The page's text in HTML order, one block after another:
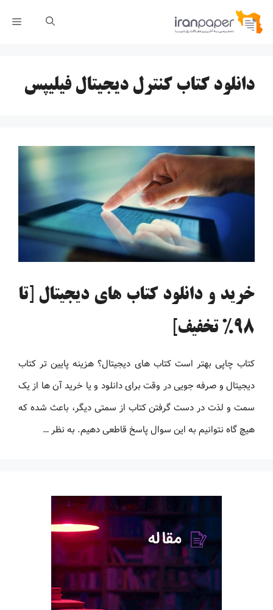
پرش
دانلود کتاب کنترل دیجیتال فیلیپس
خرید و دانلود کتاب های دیجیتال [تا
98% تخفیف]
کتاب چاپی بهتر است کتاب های دیجیتال؟ هزینه پایین تر کتاب
دیجیتال و صرفه جویی در وقت برای دانلود و یا خرید آن ها از یک
سمت و لذت در دست گرفتن کتاب از سمتی دیگر، باعث شده که
هیچ گاه نتوانیم به این سوال پاسخ قاطعی دهیم. به نظر …